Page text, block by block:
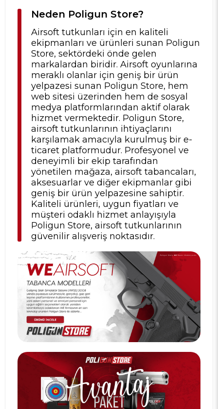
Neden Poligun Store?
Airsoft tutkunları için en kaliteli
ekipmanları ve ürünleri sunan Poligun
Store, sektördeki önde gelen
markalardan biridir. Airsoft oyunlarına
meraklı olanlar için geniş bir ürün
yelpazesi sunan Poligun Store, hem
web sitesi üzerinden hem de sosyal
medya platformlarından aktif olarak
hizmet vermektedir. Poligun Store,
airsoft tutkunlarının ihtiyaçlarını
karşılamak amacıyla kurulmuş bir e-
ticaret platformudur. Profesyonel ve
deneyimli bir ekip tarafından
yönetilen mağaza, airsoft tabancaları,
aksesuarlar ve diğer ekipmanlar gibi
geniş bir ürün yelpazesine sahiptir.
Kaliteli ürünleri, uygun fiyatları ve
müşteri odaklı hizmet anlayışıyla
Poligun Store, airsoft tutkunlarının
güvenilir alışveriş noktasıdır.